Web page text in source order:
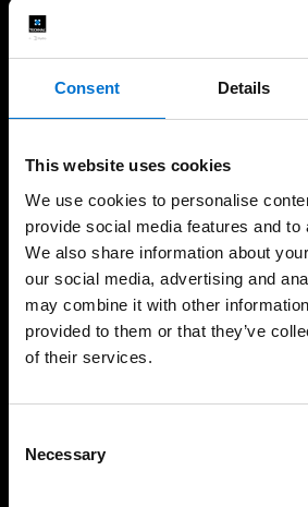
Consent Details
This website uses cookies
We use cookies to personalise
provide social media features and to
We also share information about
our social media, advertising and
may combine it with other
provided to them or that they’ve
of their services.
Selection
Necessary
Depuis plus de 65 ans au
service du design
200